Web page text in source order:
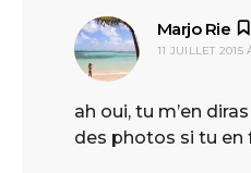
Marjo Rie
11 JUILLET 2015
ah oui, tu m’en
des photos si tu en